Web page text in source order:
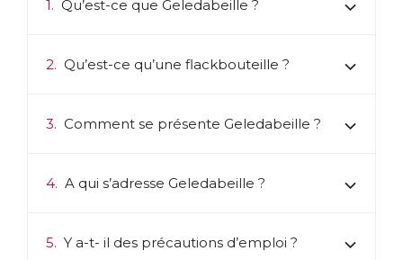
1. Qu’est-ce que Geledabeille ?
2. Qu’est-ce qu’une flackbouteille ?
3. Comment se présente Geledabeille ?
4. A qui s’adresse Geledabeille ?
5. Y a-t- il des précautions d’emploi ?